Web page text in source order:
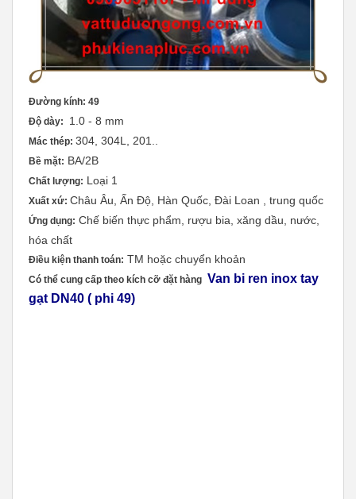
Đường kính: 49
Độ dày:
1.0 - 8 mm
Mác thép: 304, 304L, 201..
Bề mặt: BA/2B
Chất lượng: Loại 1
Xuất xứ: Châu Âu, Ấn Độ, Hàn Quốc, Đài Loan , trung quốc
Ứng dụng: Chế biến thực phẩm, rượu bia, xăng dầu, nước,
hóa chất
Điều kiện thanh toán: TM hoặc chuyển khoản
Có thể cung cấp theo kích cỡ đặt hàng Van bi ren inox tay
gạt DN40 ( phi 49)